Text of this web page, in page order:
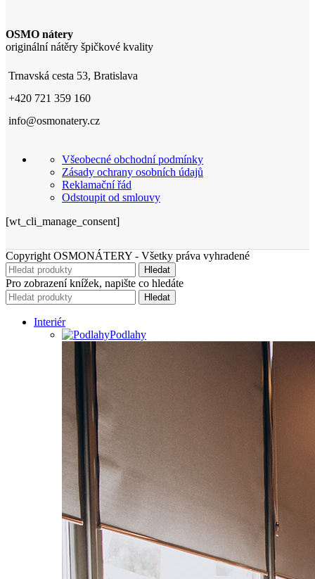
OSMO nátery
originální nátěry špičkové kvality
Trnavská cesta 53, Bratislava
+420 721 359 160
info@osmonatery.cz
Všeobecné obchodní podmínky
Zásady ochrany osobních údajů
Reklamační řád
Odstoupit od smlouvy
[wt_cli_manage_consent]
Copyright OSMONÁTERY - Všetky práva vyhradené
Hledat
Pro zobrazení knížek, napište co hledáte
Hledat
Interiér
Podlahy